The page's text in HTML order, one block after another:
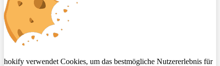
hokify verwendet Cookies, um das bestmögliche Nutzererlebnis für